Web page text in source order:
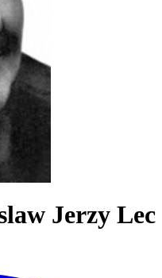
Jerzy Lec